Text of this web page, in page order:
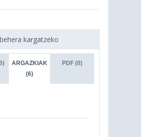
kargatzeko
ARGAZKIAK
(6)
PDF (0)